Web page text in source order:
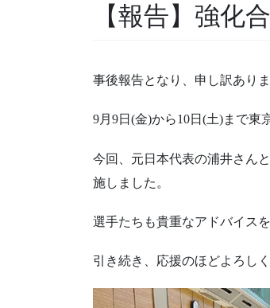
【報告】強化
事後報告となり、申し訳ありま
9月9日(金)から10日(土)まで東
今回、元日本代表の浦井さん
施しました。
選手たちも貴重なアドバイス
引き続き、応援のほどよろし